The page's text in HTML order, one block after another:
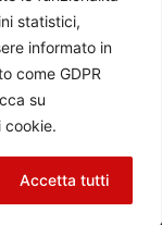
statistici,
informato in
come GDPR
su
cookie.
Accetta tutti